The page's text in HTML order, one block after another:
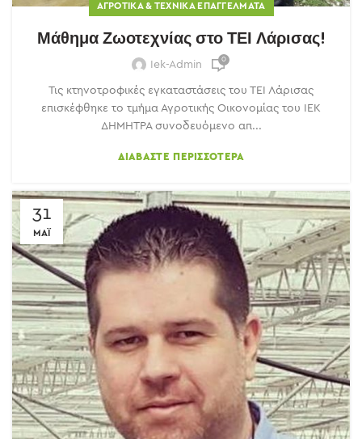
ΑΓΡΟΤΙΚΆ & ΤΕΧΝΙΚΆ ΕΠΑΓΓΈΛΜΑΤΑ
Μάθημα Ζωοτεχνίας στο ΤΕΙ Λάρισας!
Iek-Admin 0
Τις κτηνοτροφικές εγκαταστάσεις του ΤΕΙ Λάρισας
επισκέφθηκε το τμήμα Αγροτικής Οικονομίας του ΙΕΚ
ΔΗΜΗΤΡΑ συνοδευόμενο απ...
ΔΙΑΒΆΣΤΕ ΠΕΡΙΣΣΌΤΕΡΑ
31
ΜΆΙ